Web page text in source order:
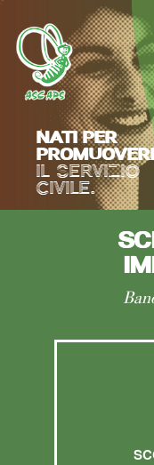
contenuto
principale
NATI PER
IL SERVIZIO
CIVILE.